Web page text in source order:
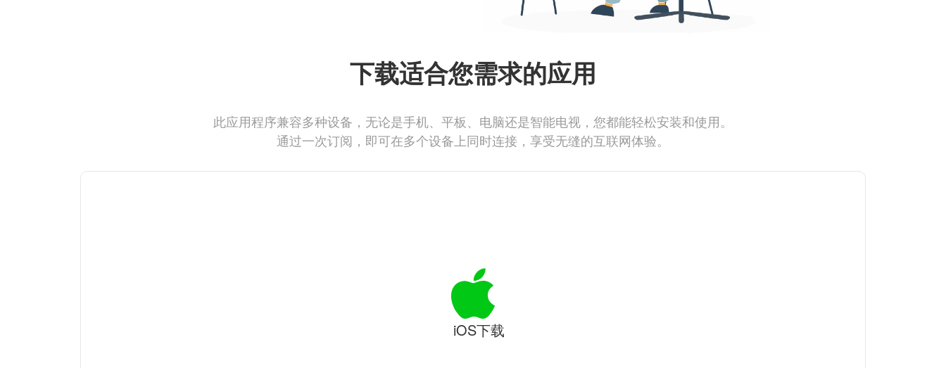
下载适合您需求的应用
此应用程序兼容多种设备，无论是手机、平板、电脑还是智能电视，您都能轻松安装和使用。
通过一次订阅，即可在多个设备上同时连接，享受无缝的互联网体验。
iOS下载